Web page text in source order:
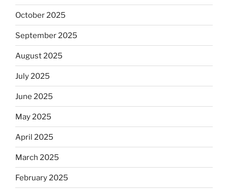
October 2025
September 2025
August 2025
July 2025
June 2025
May 2025
April 2025
March 2025
February 2025